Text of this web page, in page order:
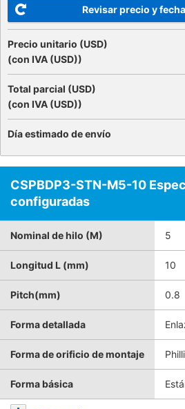
Revisar precio y
Precio unitario (USD)
(con IVA (USD))
Total parcial (USD)
(con IVA (USD))
Día estimado de envío
CSPBDP3-STN-M5-10
configuradas
Nominal de hilo (M) 5
Longitud L (mm) 10
Pitch(mm) 0.8
Forma detallada
Forma de orificio de montaje
Forma básica